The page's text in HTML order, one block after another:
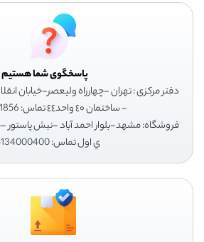
پاسخگوی شما هستیم
دفتر مرکزی : تهران -چهارراه وليعصر-خيابان
- ساختمان ٤٠ واحد٤٤ تماس: 02166961856
فروشگاه: مشهد-بلوار احمد آباد -نبش پاستور
ي اول تماس: 05134000400